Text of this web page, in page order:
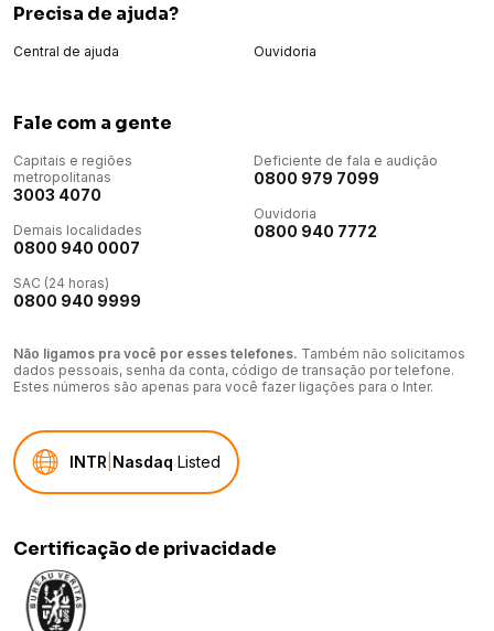
Precisa de ajuda?
Central de ajuda Ouvidoria
Fale com a gente
Capitais e regiões
metropolitanas
3003 4070
Demais localidades
0800 940 0007
SAC (24 horas)
0800 940 9999
Deficiente de fala e audição
0800 979 7099
Ouvidoria
0800 940 7772
Não ligamos pra você por esses telefones. Também não solicitamos
dados pessoais, senha da conta, código de transação por telefone.
Estes números são apenas para você fazer ligações para o Inter.
INTR Nasdaq Listed
Certificação de privacidade